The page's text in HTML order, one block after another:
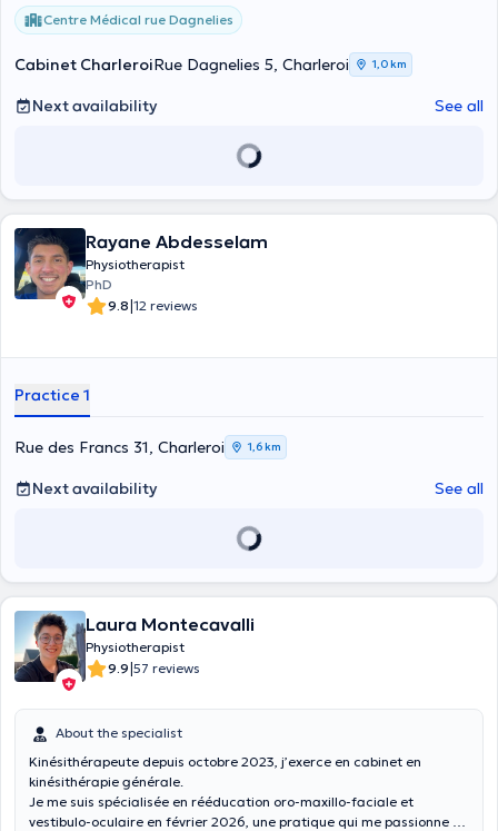
office or at Espace 84, the health, physical and mental well-being of
patients are her main concerns.
Centre Médical rue Dagnelies
Cabinet CharleroiRue Dagnelies 5, Charleroi 1,0 km
Next availability See all
Rayane Abdesselam
Physiotherapist
PhD
9.8|12 reviews
Practice 1
Rue des Francs 31, Charleroi 1,6 km
Next availability See all
Laura Montecavalli
Physiotherapist
9.9|57 reviews
About the specialist
Kinésithérapeute depuis octobre 2023, j’exerce en cabinet en
kinésithérapie générale.
Je me suis spécialisée en rééducation oro-maxillo-faciale et
vestibulo-oculaire en février 2026, une pratique qui me passionne et